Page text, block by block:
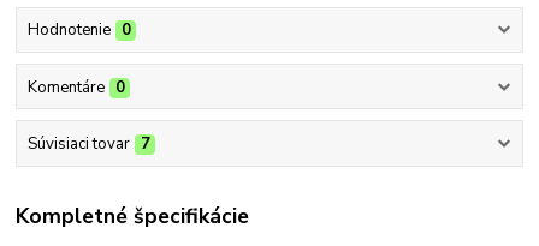
Hodnotenie 0
Komentáre 0
Súvisiaci tovar 7
Kompletné špecifikácie